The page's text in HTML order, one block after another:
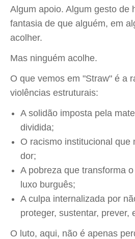
Algum apoio. Algum gesto de
fantasia de que alguém, em
acolher.
Mas ninguém acolhe.
O que vemos em "Straw" é a
violências estruturais:
A solidão imposta pela
dividida;
O racismo institucional que
dor;
A pobreza que transforma
luxo burguês;
A culpa internalizada por
proteger, sustentar,
O luto, aqui, não é apenas